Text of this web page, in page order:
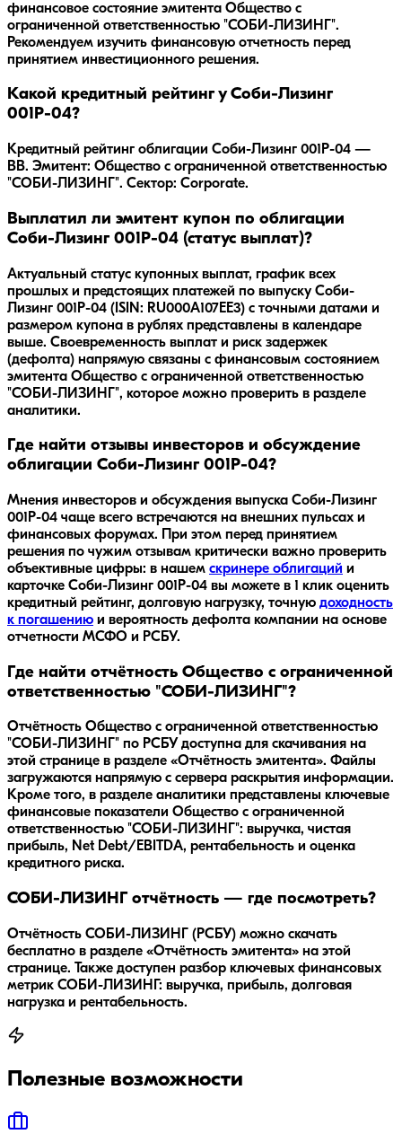
финансовое состояние эмитента Общество с
ограниченной ответственностью "СОБИ-ЛИЗИНГ".
Рекомендуем изучить финансовую отчетность перед
принятием инвестиционного решения.
Какой кредитный рейтинг у Соби-Лизинг
001Р-04?
Кредитный рейтинг облигации Соби-Лизинг 001Р-04 —
BB. Эмитент: Общество с ограниченной ответственностью
"СОБИ-ЛИЗИНГ". Сектор: Corporate.
Выплатил ли эмитент купон по облигации
Соби-Лизинг 001Р-04 (статус выплат)?
Актуальный статус купонных выплат, график всех
прошлых и предстоящих платежей по выпуску Соби-
Лизинг 001Р-04 (ISIN: RU000A107EE3) с точными датами и
размером купона в рублях представлены в календаре
выше. Своевременность выплат и риск задержек
(дефолта) напрямую связаны с финансовым состоянием
эмитента Общество с ограниченной ответственностью
"СОБИ-ЛИЗИНГ", которое можно проверить в разделе
аналитики.
Где найти отзывы инвесторов и обсуждение
облигации Соби-Лизинг 001Р-04?
Мнения инвесторов и обсуждения выпуска Соби-Лизинг
001Р-04 чаще всего встречаются на внешних пульсах и
финансовых форумах. При этом перед принятием
решения по чужим отзывам критически важно проверить
объективные цифры: в нашем скринере облигаций и
карточке Соби-Лизинг 001Р-04 вы можете в 1 клик оценить
кредитный рейтинг, долговую нагрузку, точную доходность
к погашению и вероятность дефолта компании на основе
отчетности МСФО и РСБУ.
Где найти отчётность Общество с ограниченной
ответственностью "СОБИ-ЛИЗИНГ"?
Отчётность Общество с ограниченной ответственностью
"СОБИ-ЛИЗИНГ" по РСБУ доступна для скачивания на
этой странице в разделе «Отчётность эмитента». Файлы
загружаются напрямую с сервера раскрытия информации.
Кроме того, в разделе аналитики представлены ключевые
финансовые показатели Общество с ограниченной
ответственностью "СОБИ-ЛИЗИНГ": выручка, чистая
прибыль, Net Debt/EBITDA, рентабельность и оценка
кредитного риска.
СОБИ-ЛИЗИНГ отчётность — где посмотреть?
Отчётность СОБИ-ЛИЗИНГ (РСБУ) можно скачать
бесплатно в разделе «Отчётность эмитента» на этой
странице. Также доступен разбор ключевых финансовых
метрик СОБИ-ЛИЗИНГ: выручка, прибыль, долговая
нагрузка и рентабельность.
Полезные возможности